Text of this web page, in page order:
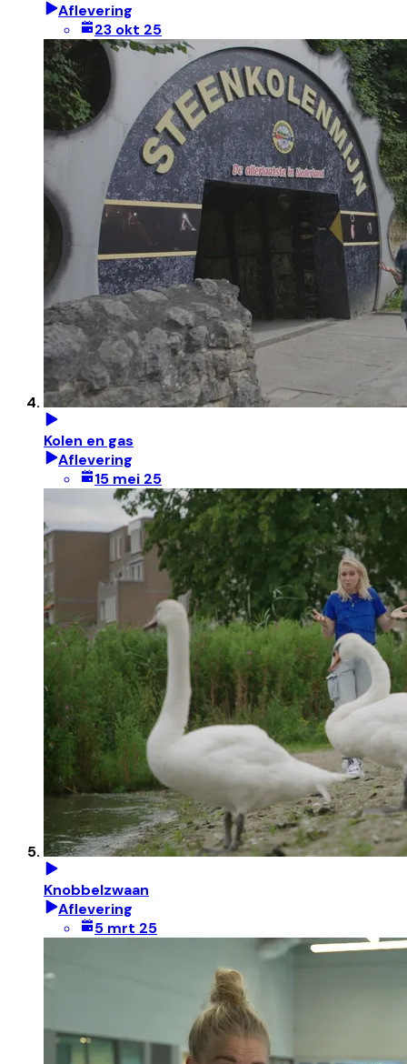
Aflevering
23 okt 25
Kolen en gas
Aflevering
15 mei 25
Knobbelzwaan
Aflevering
5 mrt 25